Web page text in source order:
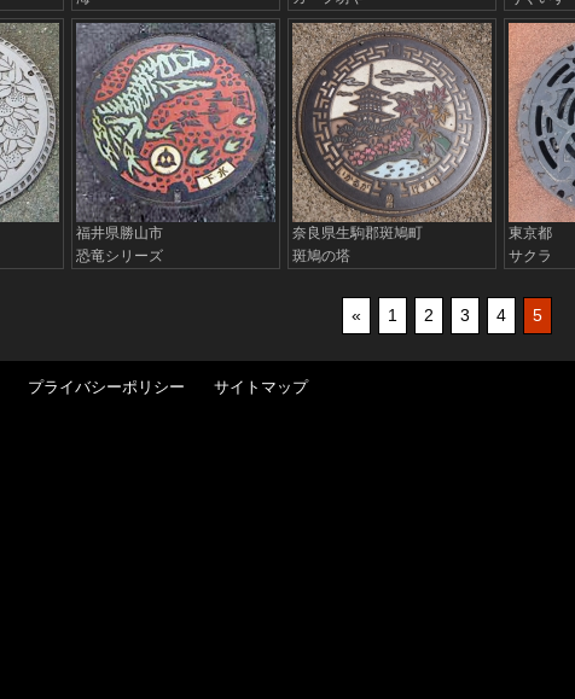
福井県勝山市
恐竜シリーズ
奈良県生駒郡斑鳩町
斑鳩の塔
東京都
サクラ
« 1 2 3 4 5
プライバシーポリシー サイトマップ